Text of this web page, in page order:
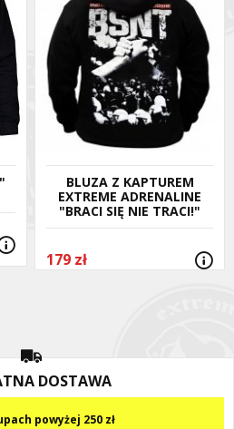
BLUZA Z KAPTUREM
EXTREME ADRENALINE
"BRACI SIĘ NIE TRACI!"
179 zł
DOSTAWA
powyżej 250 zł